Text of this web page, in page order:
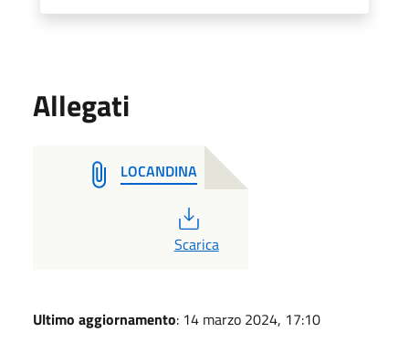
Allegati
LOCANDINA
PDF
Scarica
Ultimo aggiornamento: 14 marzo 2024, 17:10